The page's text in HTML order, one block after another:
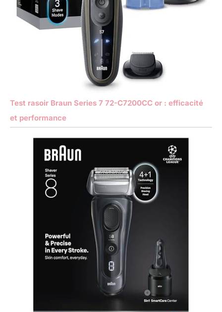
Test rasoir Braun Series 7 72-C7200CC or : efficacité
et performance